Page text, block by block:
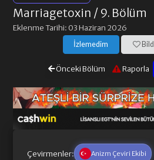
Marriagetoxin / 9. Bölüm
Eklenme Tarihi: 03 Haziran 2026
İzlemedim
Önceki Bölüm Raporla
Çevirmenler: Anizm Çeviri Ekibi